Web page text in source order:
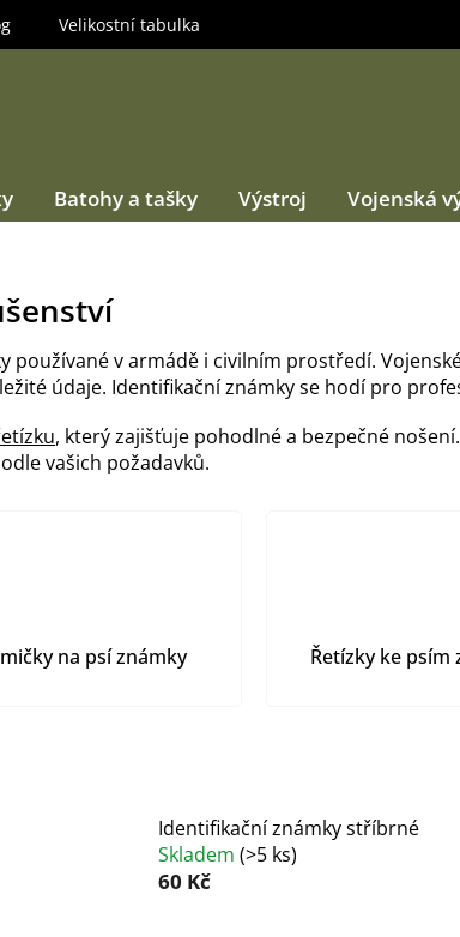
Velikostní tabulka
Batohy a tašky Výstroj Vojenská
v armádě i civilním prostředí.
údaje. Identifikační známky se hodí pro
, který zajišťuje pohodlné a bezpečné
vašich požadavků.
na psí známky Řetízky ke psím
Identifikační známky stříbrné
Skladem(>5 ks)
60 Kč